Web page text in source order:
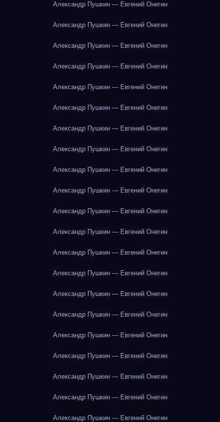
Александр Пушкин — Евгений Онегин
Александр Пушкин — Евгений Онегин
Александр Пушкин — Евгений Онегин
Александр Пушкин — Евгений Онегин
Александр Пушкин — Евгений Онегин
Александр Пушкин — Евгений Онегин
Александр Пушкин — Евгений Онегин
Александр Пушкин — Евгений Онегин
Александр Пушкин — Евгений Онегин
Александр Пушкин — Евгений Онегин
Александр Пушкин — Евгений Онегин
Александр Пушкин — Евгений Онегин
Александр Пушкин — Евгений Онегин
Александр Пушкин — Евгений Онегин
Александр Пушкин — Евгений Онегин
Александр Пушкин — Евгений Онегин
Александр Пушкин — Евгений Онегин
Александр Пушкин — Евгений Онегин
Александр Пушкин — Евгений Онегин
Александр Пушкин — Евгений Онегин
Александр Пушкин — Евгений Онегин